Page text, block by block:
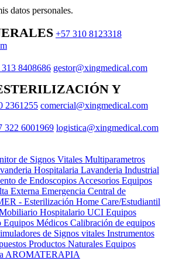
datos personales.
+57 310 8123318
8408686 gestor@xingmedical.com
Y
2361255 comercial@xingmedical.com
322 6001969 logistica@xingmedical.com
de Signos Vitales Multiparametros
Hospitalaria Lavanderia Industrial
de Endoscopios Accesorios Equipos
Externa Emergencia Central de
- Esterilización Home Care/Estudiantil
Hospitalario UCI Equipos
Equipos Médicos Calibración de equipos
de Signos vitales Instrumentos
Productos Naturales Equipos
AROMATERAPIA